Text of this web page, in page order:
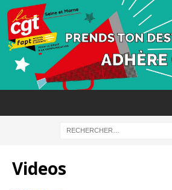
Videos